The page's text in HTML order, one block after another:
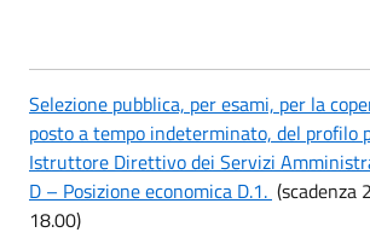
Selezione pubblica, per esami, per la
posto a tempo indeterminato, del profilo
Istruttore Direttivo dei Servizi
D – Posizione economica D.1.
18.00)